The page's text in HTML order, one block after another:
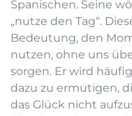
Spanischen. Seine
„nutze den Tag“.
Bedeutung, den
nutzen, ohne uns
sorgen. Er wird
dazu zu ermutigen,
das Glück nicht